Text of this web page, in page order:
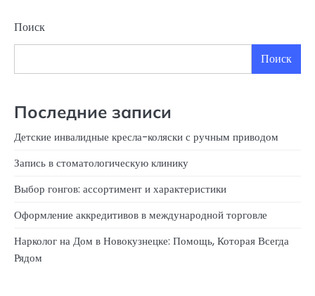
Поиск
Поиск
Последние записи
Детские инвалидные кресла-коляски с ручным приводом
Запись в стоматологическую клинику
Выбор гонгов: ассортимент и характеристики
Оформление аккредитивов в международной торговле
Нарколог на Дом в Новокузнецке: Помощь, Которая Всегда
Рядом